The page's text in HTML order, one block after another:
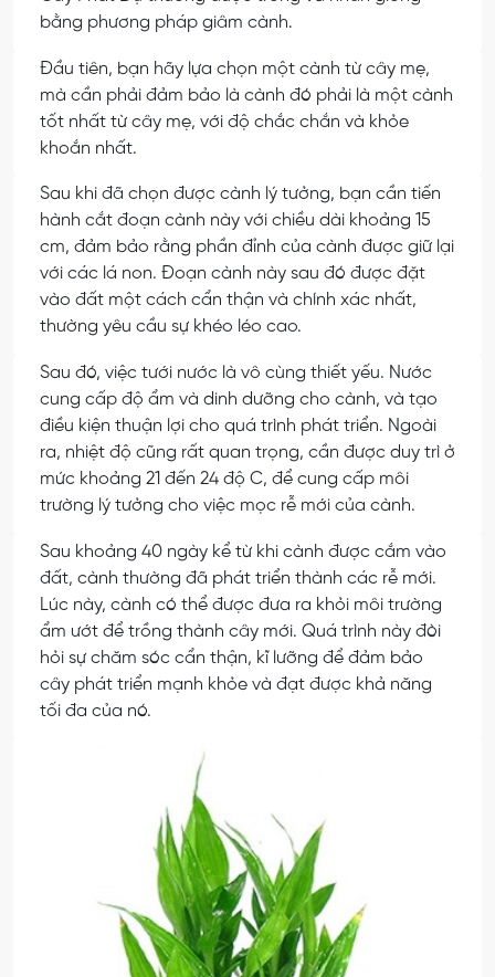
bằng phương pháp giâm cành.
Đầu tiên, bạn hãy lựa chọn một cành từ cây mẹ,
mà cần phải đảm bảo là cành đó phải là một cành
tốt nhất từ cây mẹ, với độ chắc chắn và khỏe
khoắn nhất.
Sau khi đã chọn được cành lý tưởng, bạn cần tiến
hành cắt đoạn cành này với chiều dài khoảng 15
cm, đảm bảo rằng phần đỉnh của cành được giữ lại
với các lá non. Đoạn cành này sau đó được đặt
vào đất một cách cẩn thận và chính xác nhất,
thường yêu cầu sự khéo léo cao.
Sau đó, việc tưới nước là vô cùng thiết yếu. Nước
cung cấp độ ẩm và dinh dưỡng cho cành, và tạo
điều kiện thuận lợi cho quá trình phát triển. Ngoài
ra, nhiệt độ cũng rất quan trọng, cần được duy trì ở
mức khoảng 21 đến 24 độ C, để cung cấp môi
trường lý tưởng cho việc mọc rễ mới của cành.
Sau khoảng 40 ngày kể từ khi cành được cắm vào
đất, cành thường đã phát triển thành các rễ mới.
Lúc này, cành có thể được đưa ra khỏi môi trường
ẩm ướt để trồng thành cây mới. Quá trình này đòi
hỏi sự chăm sóc cẩn thận, kĩ lưỡng để đảm bảo
cây phát triển mạnh khỏe và đạt được khả năng
tối đa của nó.